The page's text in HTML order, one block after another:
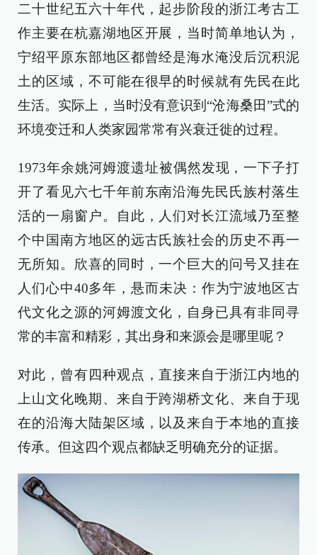
二十世纪五六十年代，起步阶段的浙江考古工
作主要在杭嘉湖地区开展，当时简单地认为，
宁绍平原东部地区都曾经是海水淹没后沉积泥
土的区域，不可能在很早的时候就有先民在此
生活。实际上，当时没有意识到“沧海桑田”式的
环境变迁和人类家园常常有兴衰迁徙的过程。
1973年余姚河姆渡遗址被偶然发现，一下子打
开了看见六七千年前东南沿海先民氏族村落生
活的一扇窗户。自此，人们对长江流域乃至整
个中国南方地区的远古氏族社会的历史不再一
无所知。欣喜的同时，一个巨大的问号又挂在
人们心中40多年，悬而未决：作为宁波地区古
代文化之源的河姆渡文化，自身已具有非同寻
常的丰富和精彩，其出身和来源会是哪里呢？
对此，曾有四种观点，直接来自于浙江内地的
上山文化晚期、来自于跨湖桥文化、来自于现
在的沿海大陆架区域，以及来自于本地的直接
传承。但这四个观点都缺乏明确充分的证据。